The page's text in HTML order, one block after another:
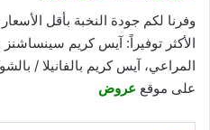
وفرنا لكم جودة النخبة بأقل
الأكثر توفيراً: آيس كريم
المراعي، آيس كريم بالفانيلا /
على موقع عروض